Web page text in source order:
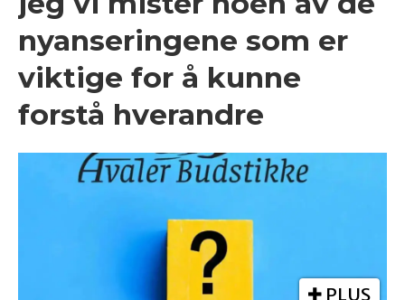
nyanseringene som er
viktige for å kunne
forstå hverandre
PLUS